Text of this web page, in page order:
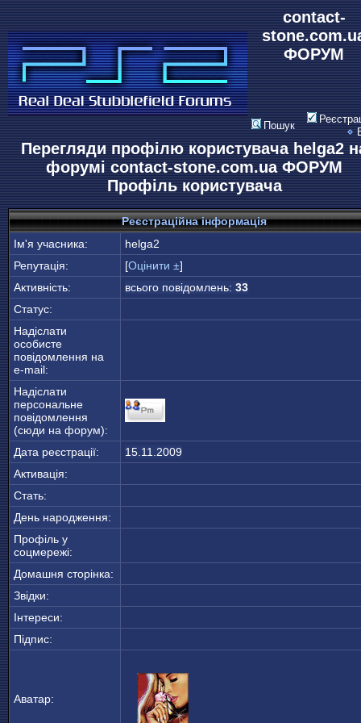
contact-
ФОРУМ
Пошук
Перегляди профілю користувача helga2
форумі contact-stone.com.ua ФОРУМ
Профіль користувача
Реєстраційна інформація
Ім'я учасника:
helga2
Репутація:
[Оцінити ±]
Активність:
всього повідомлень: 33
Статус:
Надіслати
особисте
повідомлення на
e-mail:
Надіслати
персональне
повідомлення
(сюди на форум):
Дата реєстрації:
15.11.2009
Активація:
Стать:
День народження:
Профіль у
соцмережі:
Домашня сторінка:
Звідки:
Інтереси:
Підпис:
Аватар: